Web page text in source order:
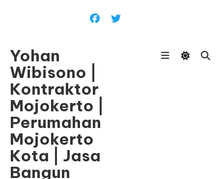
Yohan
Wibisono |
Kontraktor
Mojokerto |
Perumahan
Mojokerto
Kota | Jasa
Bangun